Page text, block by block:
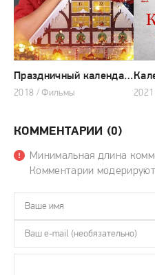
Праздничный календарь
2018 / Фильмы
КОММЕНТАРИИ (0)
Минимальная длина
Комментарии